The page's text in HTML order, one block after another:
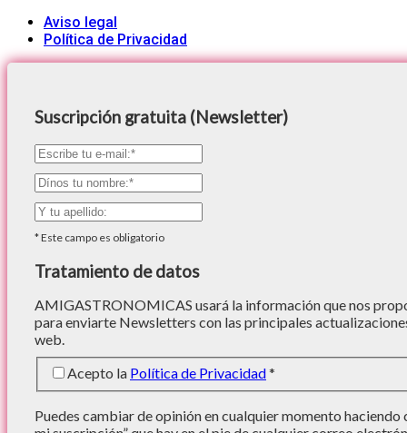
Aviso legal
Política de Privacidad
Suscripción gratuita (Newsletter)
*Este campo es obligatorio
Tratamiento de datos
AMIGASTRONOMICAS usará la información que nos
para enviarte Newsletters con las principales
web.
Acepto la Política de Privacidad*
Puedes cambiar de opinión en cualquier momento haciendo